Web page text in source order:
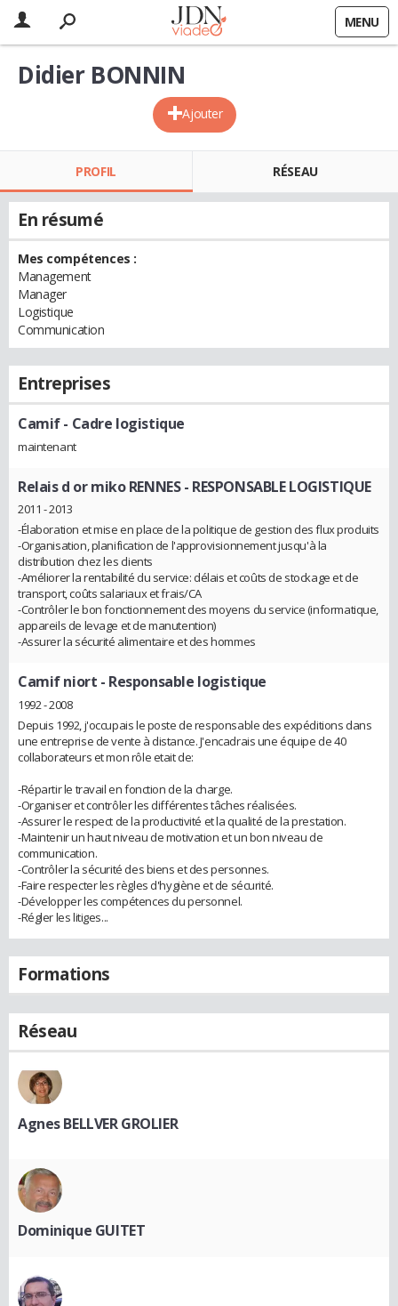
MENU
Ajouter
Didier BONNIN
PROFIL RÉSEAU
En résumé
Mes compétences :
Management
Manager
Logistique
Communication
Entreprises
Camif- Cadre logistique
maintenant
Relais d or miko RENNES- RESPONSABLE LOGISTIQUE
2011 - 2013
-Élaboration et mise en place de la politique de gestion des flux produits
-Organisation, planification de l'approvisionnement jusqu'à la
distribution chez les clients
-Améliorer la rentabilité du service: délais et coûts de stockage et de
transport, coûts salariaux et frais/CA
-Contrôler le bon fonctionnement des moyens du service (informatique,
appareils de levage et de manutention)
-Assurer la sécurité alimentaire et des hommes
Camif niort - Responsable logistique
1992 - 2008
Depuis 1992, j'occupais le poste de responsable des expéditions dans
une entreprise de vente à distance. J'encadrais une équipe de 40
collaborateurs et mon rôle etait de:
-Répartir le travail en fonction de la charge.
-Organiser et contrôler les différentes tâches réalisées.
-Assurer le respect de la productivité et la qualité de la prestation.
-Maintenir un haut niveau de motivation et un bon niveau de
communication.
-Contrôler la sécurité des biens et des personnes.
-Faire respecter les règles d'hygiène et de sécurité.
-Développer les compétences du personnel.
-Régler les litiges...
Formations
Réseau
Agnes BELLVER GROLIER
Dominique GUITET